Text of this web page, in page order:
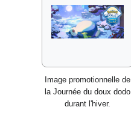
Image promotionnelle de
la Journée du doux dodo
durant l'hiver.